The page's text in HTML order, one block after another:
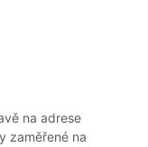
na adrese
zaměřené na